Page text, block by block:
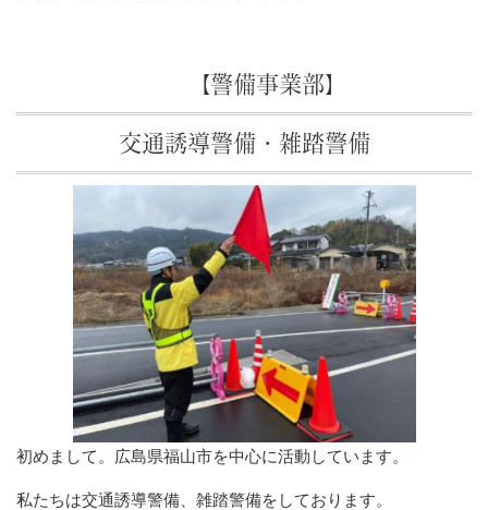
【警備事業部】
交通誘導警備・雑踏警備
初めまして。広島県福山市を中心に活動しています。
私たちは交通誘導警備、雑踏警備をしております。